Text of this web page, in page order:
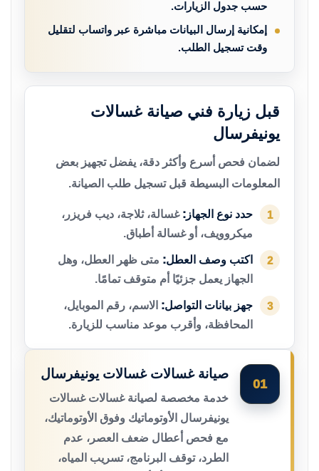
حسب جدول الزيارات.
إمكانية إرسال البيانات مباشرة عبر واتساب لتقليل
وقت تسجيل الطلب.
قبل زيارة فني صيانة غسالات
يونيفرسال
لضمان فحص أسرع وأكثر دقة، يفضل تجهيز بعض
المعلومات البسيطة قبل تسجيل طلب الصيانة.
1 حدد نوع الجهاز: غسالة، ثلاجة، ديب فريزر،
ميكروويف، أو غسالة أطباق.
2 اكتب وصف العطل: متى ظهر العطل، وهل
الجهاز يعمل جزئيًا أم متوقف تمامًا.
3 جهز بيانات التواصل: الاسم، رقم الموبايل،
المحافظة، وأقرب موعد مناسب للزيارة.
01
صيانة غسالات غسالات يونيفرسال
خدمة مخصصة لصيانة غسالات غسالات
يونيفرسال الأوتوماتيك وفوق الأوتوماتيك،
مع فحص أعطال ضعف العصر، عدم
الطرد، توقف البرنامج، تسريب المياه،